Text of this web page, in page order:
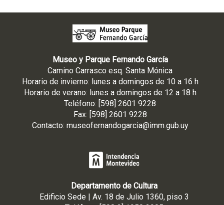
Museo y Parque Fernando García
Camino Carrasco esq. Santa Mónica
Horario de invierno: lunes a domingos de 10 a 16 h
Horario de verano: lunes a domingos de 12 a 18 h
Teléfono: [598] 2601 9228
Fax: [598] 2601 9228
Contacto: museofernandogarcia@imm.gub.uy
Departamento de Cultura
Edificio Sede | Av. 18 de Julio 1360, piso 3